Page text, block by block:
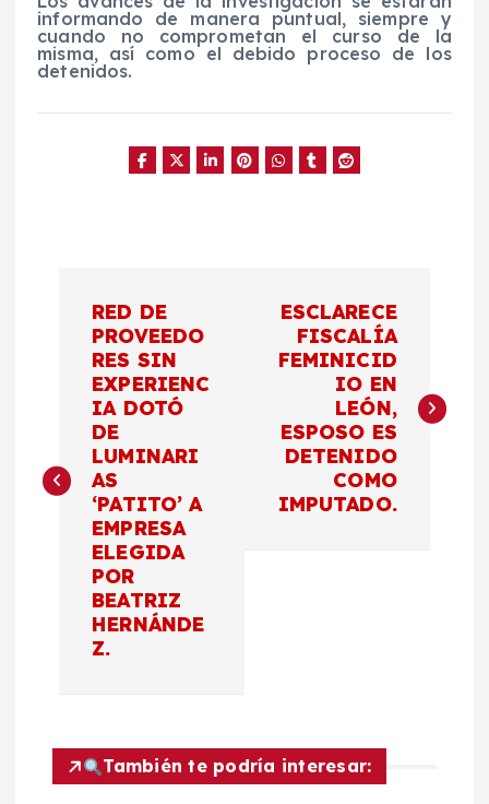
informando de manera puntual, siempre y
cuando no comprometan el curso de la
misma, así como el debido proceso de los
detenidos.
e
g
n
RED DE
PROVEEDO
RES SIN
EXPERIENC
IA DOTÓ
DE
LUMINARI
AS
‘PATITO’ A
EMPRESA
ELEGIDA
POR
BEATRIZ
HERNÁNDE
Z.
ESCLARECE
FISCALÍA
FEMINICID
IO EN
LEÓN,
ESPOSO ES
DETENIDO
COMO
IMPUTADO.
También te podría interesar: